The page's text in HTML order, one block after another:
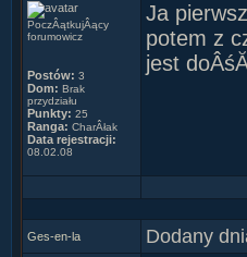
PoczÂątkujÂący
forumowicz
Postów: 3
Dom: Brak
przydziału
Punkty: 25
Ranga: CharÂłak
Data rejestracji:
08.02.08
Ja
potem z
jest
Ges-en-la Dodany